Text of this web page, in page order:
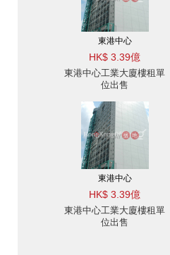
東港中心
HK$ 3.39億
東港中心工業大廈樓租單
位出售
東港中心
HK$ 3.39億
東港中心工業大廈樓租單
位出售